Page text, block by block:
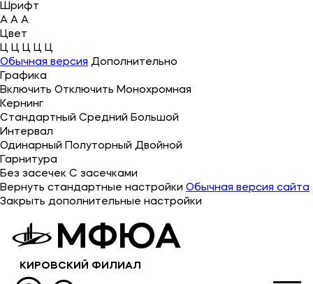
Шрифт
A A A
Цвет
Ц Ц Ц Ц Ц
Обычная версия Дополнительно
Графика
Включить Отключить Монохромная
Кернинг
Стандартный Средний Большой
Интервал
Одинарный Полуторный Двойной
Гарнитура
Без засечек С засечками
Вернуть стандартные настройки Обычная версия сайта
Закрыть дополнительные настройки
МФЮА
КИРОВСКИЙ ФИЛИАЛ
Об университете
Лицензии и документы
Сведения об образовательной организации
Абитуриенту
Кабинет-музей Я.Прозорова и истории меценатства
Наука